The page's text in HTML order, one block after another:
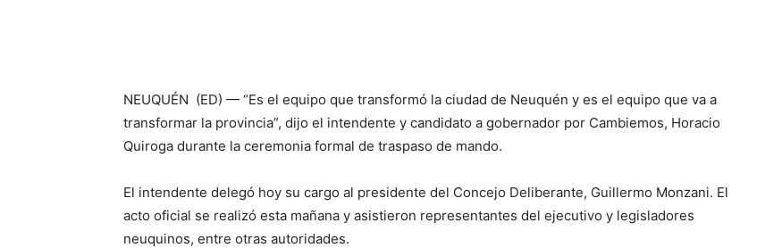
NEUQUÉN (ED) — “Es el equipo que transformó la ciudad de Neuquén y es el equipo que va a
transformar la provincia”, dijo el intendente y candidato a gobernador por Cambiemos, Horacio
Quiroga durante la ceremonia formal de traspaso de mando.
El intendente delegó hoy su cargo al presidente del Concejo Deliberante, Guillermo Monzani. El
acto oficial se realizó esta mañana y asistieron representantes del ejecutivo y legisladores
neuquinos, entre otras autoridades.